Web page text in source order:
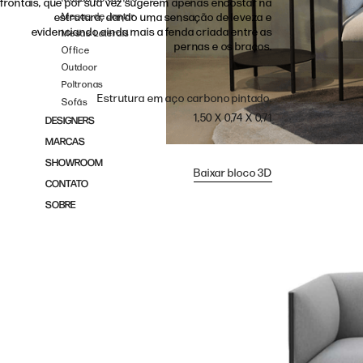
Mesas de Jantar
Mesas Laterais
Office
Outdoor
Poltronas
Sofás
DESIGNERS
MARCAS
SHOWROOM
CONTATO
SOBRE
estrutura, dando uma sensação de leveza e
evidenciando ainda mais a fenda criada entre as
pernas e os braços.
Estrutura em aço carbono pintado.
1,50 X 0,74 X 0,71
Baixar bloco 3D